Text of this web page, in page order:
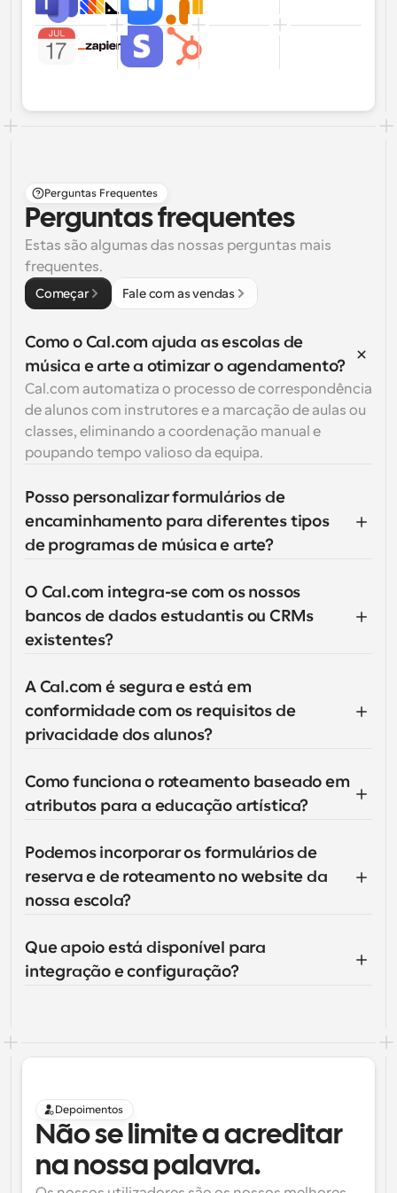
Perguntas Frequentes
Perguntas frequentes
Estas são algumas das nossas perguntas mais
frequentes.
Começar Fale com as vendas
Como o Cal.com ajuda as escolas de
música e arte a otimizar o agendamento?
Cal.com automatiza o processo de correspondência
de alunos com instrutores e a marcação de aulas ou
classes, eliminando a coordenação manual e
poupando tempo valioso da equipa.
Posso personalizar formulários de
encaminhamento para diferentes tipos
de programas de música e arte?
O Cal.com integra-se com os nossos
bancos de dados estudantis ou CRMs
existentes?
A Cal.com é segura e está em
conformidade com os requisitos de
privacidade dos alunos?
Como funciona o roteamento baseado em
atributos para a educação artística?
Podemos incorporar os formulários de
reserva e de roteamento no website da
nossa escola?
Que apoio está disponível para
integração e configuração?
Depoimentos
Não se limite a acreditar
na nossa palavra.